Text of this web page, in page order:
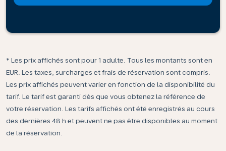
* Les prix affichés sont pour 1 adulte. Tous les montants sont en
EUR. Les taxes, surcharges et frais de réservation sont compris.
Les prix affichés peuvent varier en fonction de la disponibilité du
tarif. Le tarif est garanti dès que vous obtenez la référence de
votre réservation. Les tarifs affichés ont été enregistrés au cours
des dernières 48 h et peuvent ne pas être disponibles au moment
de la réservation.